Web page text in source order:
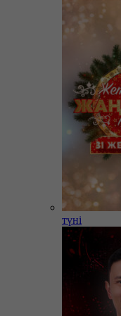
түні